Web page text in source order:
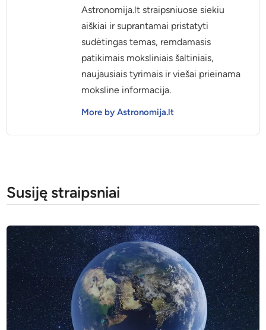
Astronomija.lt straipsniuose siekiu
aiškiai ir suprantamai pristatyti
sudėtingas temas, remdamasis
patikimais moksliniais šaltiniais,
naujausiais tyrimais ir viešai prieinama
moksline informacija.
More by Astronomija.lt
Susiję straipsniai